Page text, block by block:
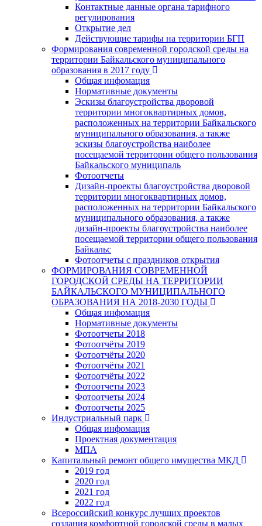
Контактные данные органа тарифного
регулирования
Открытие дел
Действующие тарифы на территории БГП
Формирования современной городской среды на
территории Байкальского муниципального
образования в 2017 году
Общая инфомация
Нормативные документы
Эскизы благоустройства дворовой
территории многоквартирных домов,
расположенных на территории Байкальского
муниципального образования, а также
эскизы благоустройства наиболее
посещаемой территории общего пользования
Байкальского муниципаль
Фотоотчеты
Дизайн-проекты благоустройства дворовой
территории многоквартирных домов,
расположенных на территории Байкальского
муниципального образования, а также
дизайн-проекты благоустройства наиболее
посещаемой территории общего пользования
Байкальс
Фотоотчеты с праздников открытия
ФОРМИРОВАНИЯ СОВРЕМЕННОЙ
ГОРОДСКОЙ СРЕДЫ НА ТЕРРИТОРИИ
БАЙКАЛЬСКОГО МУНИЦИПАЛЬНОГО
ОБРАЗОВАНИЯ НА 2018-2030 ГОДЫ
Общая инфомация
Нормативные документы
Фотоотчеты 2018
Фотоотчёты 2019
Фотоотчёты 2020
Фотоотчёты 2021
Фотоотчёты 2022
Фотоотчеты 2023
Фотоотчеты 2024
Фотоотчеты 2025
Индустриальный парк
Общая инфомация
Проектная документация
МПА
Капитальный ремонт общего имущества МКД
2019 год
2020 год
2021 год
2022 год
Всероссийский конкурс лучших проектов
создания комфортной городской среды в малых